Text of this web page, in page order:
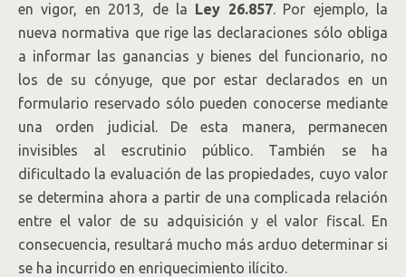
en vigor, en 2013, de la Ley 26.857. Por ejemplo, la
nueva normativa que rige las declaraciones sólo obliga
a informar las ganancias y bienes del funcionario, no
los de su cónyuge, que por estar declarados en un
formulario reservado sólo pueden conocerse mediante
una orden judicial. De esta manera, permanecen
invisibles al escrutinio público. También se ha
dificultado la evaluación de las propiedades, cuyo valor
se determina ahora a partir de una complicada relación
entre el valor de su adquisición y el valor fiscal. En
consecuencia, resultará mucho más arduo determinar si
se ha incurrido en enriquecimiento ilícito.